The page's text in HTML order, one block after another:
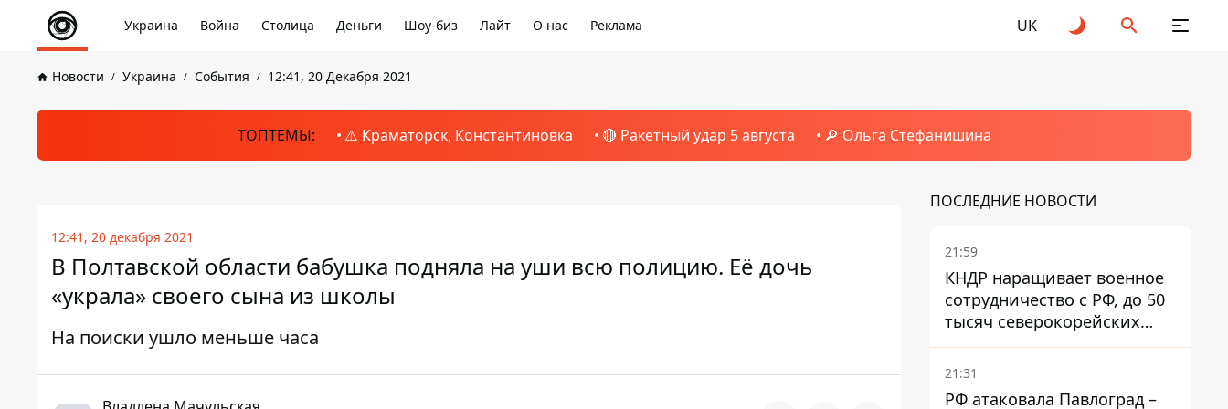
Украина Война Столица Деньги Шоу-биз Лайт О нас Реклама UK
Новости Украина События 12:41, 20 Декабря 2021
ТОПТЕМЫ: ⚠️ Краматорск, Константиновка 🔴 Ракетный удар 5 августа 🔎 Ольга Стефанишина
12:41, 20 декабря 2021
В Полтавской области бабушка подняла на уши всю полицию. Её дочь
«украла» своего сына из школы
На поиски ушло меньше часа
ПОСЛЕДНИЕ НОВОСТИ
21:59
КНДР наращивает военное
сотрудничество с РФ, до 50
тысяч северокорейских
солдат могут прибыть в
Россию – Зеленский
21:31
РФ атаковала Павлоград –